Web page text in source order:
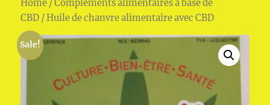
Home /Compléments alimentaires à base de
CBD / Huile de chanvre alimentaire avec CBD
Sale!